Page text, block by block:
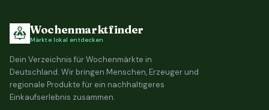
Wochenmarktfinder
Märkte lokal entdecken
Dein Verzeichnis für Wochenmärkte in
Deutschland. Wir bringen Menschen, Erzeuger und
regionale Produkte für ein nachhaltigeres
Einkaufserlebnis zusammen.